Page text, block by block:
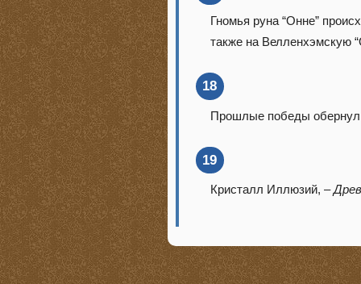
Гномья руна “Онне”
также на Велленхэмскую
18
Прошлые победы
19
Кристалл Иллюзий, –